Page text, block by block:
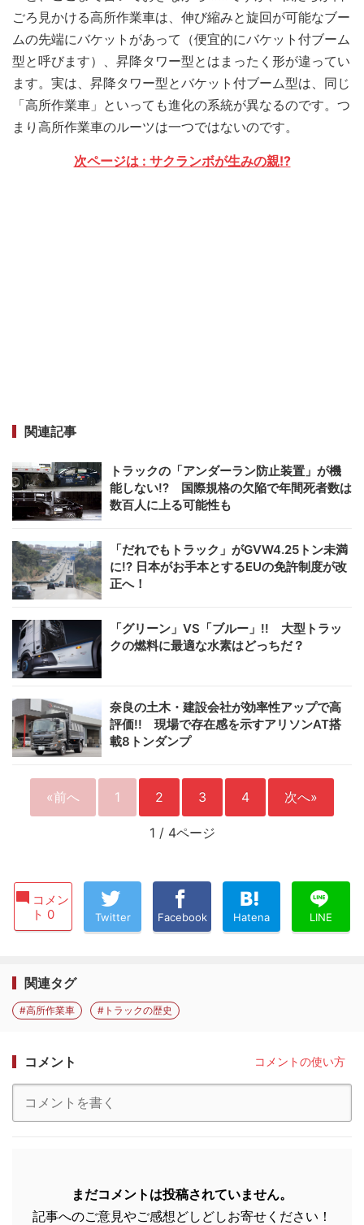
ごろ見かける高所作業車は、伸び縮みと旋回が可能なブー
ムの先端にバケットがあって（便宜的にバケット付ブーム
型と呼びます）、昇降タワー型とはまったく形が違ってい
ます。実は、昇降タワー型とバケット付ブーム型は、同じ
「高所作業車」といっても進化の系統が異なるのです。つ
まり高所作業車のルーツは一つではないのです。
次ページは : サクランボが生みの親!?
関連記事
トラックの「アンダーラン防止装置」が機
能しない!? 国際規格の欠陥で年間死者数は
数百人に上る可能性も
「だれでもトラック」がGVW4.25トン未満
に!? 日本がお手本とするEUの免許制度が改
正へ！
「グリーン」VS「ブルー」!! 大型トラッ
クの燃料に最適な水素はどっちだ？
奈良の土木・建設会社が効率性アップで高
評価!! 現場で存在感を示すアリソンAT搭
載8トンダンプ
«前へ 1 2 3 4 次へ»
1 / 4ページ
コメン
ト 0
Twitter Facebook Hatena LINE
関連タグ
#高所作業車 #トラックの歴史
コメント コメントの使い方
まだコメントは投稿されていません。
記事へのご意見やご感想どしどしお寄せください！